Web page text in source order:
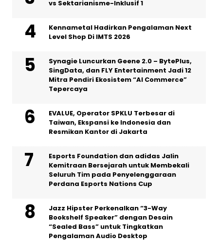
vs Sektarianisme-Inklusif 1
Kennametal Hadirkan Pengalaman Next
Level Shop Di IMTS 2026
Synagie Luncurkan Geene 2.0 – BytePlus,
SingData, dan FLY Entertainment Jadi 12
Mitra Pendiri Ekosistem “AI Commerce”
Tepercaya
EVALUE, Operator SPKLU Terbesar di
Taiwan, Ekspansi ke Indonesia dan
Resmikan Kantor di Jakarta
Esports Foundation dan adidas Jalin
Kemitraan Bersejarah untuk Membekali
Seluruh Tim pada Penyelenggaraan
Perdana Esports Nations Cup
Jazz Hipster Perkenalkan “3-Way
Bookshelf Speaker” dengan Desain
“Sealed Bass” untuk Tingkatkan
Pengalaman Audio Desktop